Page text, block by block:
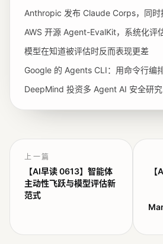
Anthropic 发布 Claude Corps，同时
AWS 开源 Agent-EvalKit，系统化评
模型在知道被评估时反而表现更差
Google 的 Agents CLI：用命令行编
DeepMind 投资多 Agent AI 安全研究
上一篇
【AI早读 0613】智能体
主动性飞跃与模型评估新
范式